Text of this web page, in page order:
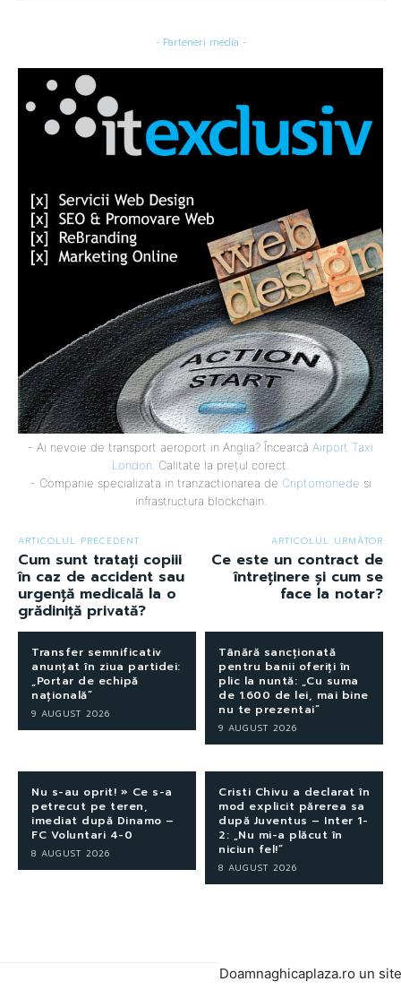
- Parteneri media -
- Ai nevoie de transport aeroport in Anglia? Încearcă Airport Taxi
London. Calitate la prețul corect.
- Companie specializata in tranzactionarea de Criptomonede si
infrastructura blockchain.
ARTICOLUL PRECEDENT
Cum sunt tratați copiii
în caz de accident sau
urgență medicală la o
grădiniță privată?
ARTICOLUL URMĂTOR
Ce este un contract de
întreținere și cum se
face la notar?
Transfer semnificativ
anunțat în ziua partidei:
„Portar de echipă
națională”
9 AUGUST 2026
Tânără sancționată
pentru banii oferiți în
plic la nuntă: „Cu suma
de 1.600 de lei, mai bine
nu te prezentai”
9 AUGUST 2026
Nu s-au oprit! » Ce s-a
petrecut pe teren,
imediat după Dinamo –
FC Voluntari 4-0
8 AUGUST 2026
Cristi Chivu a declarat în
mod explicit părerea sa
după Juventus – Inter 1-
2: „Nu mi-a plăcut în
niciun fel!”
8 AUGUST 2026
Doamnaghicaplaza.ro un site